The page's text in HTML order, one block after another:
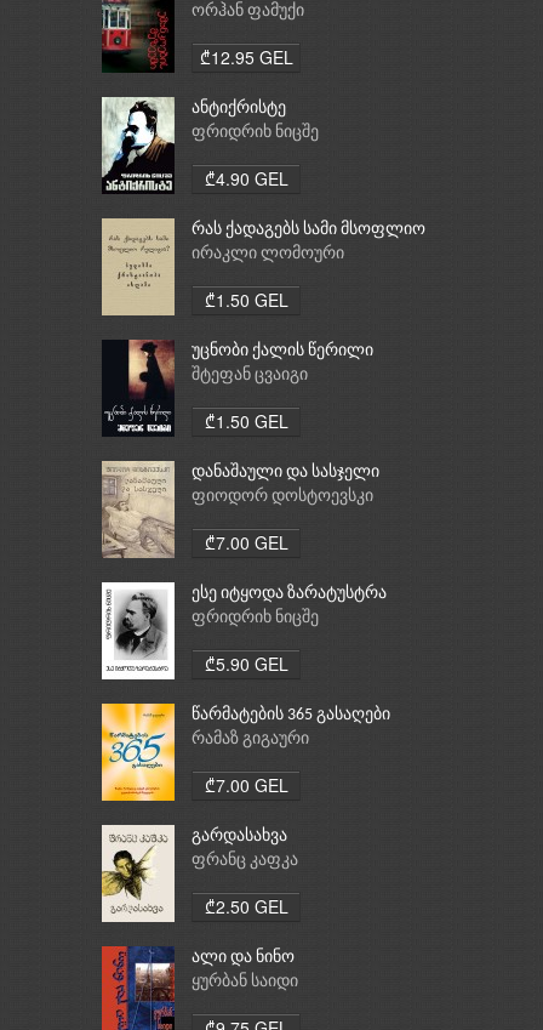
ორჰან ფამუქი
₾12.95 GEL
ანტიქრისტე
ფრიდრიხ ნიცშე
₾4.90 GEL
რას ქადაგებს სამი მსოფლიო
რელიგია: ბუდიზმი,
ირაკლი ლომოური
₾1.50 GEL
უცნობი ქალის წერილი
შტეფან ცვაიგი
₾1.50 GEL
დანაშაული და სასჯელი
ფიოდორ დოსტოევსკი
₾7.00 GEL
ესე იტყოდა ზარატუსტრა
ფრიდრიხ ნიცშე
₾5.90 GEL
წარმატების 365 გასაღები
რამაზ გიგაური
₾7.00 GEL
გარდასახვა
ფრანც კაფკა
₾2.50 GEL
ალი და ნინო
ყურბან საიდი